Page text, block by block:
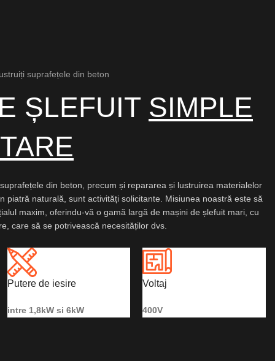
suprafețele din beton
ȘLEFUIT SIMPLE
din beton, precum și repararea și lustruirea materialelor
piatră naturală, sunt activități solicitante. Misiunea noastră este să
maxim, oferindu-vă o gamă largă de mașini de șlefuit mari, cu
care să se potrivească necesităților dvs.
Putere de iesire
intre 1,8kW si 6kW
Voltaj
400V